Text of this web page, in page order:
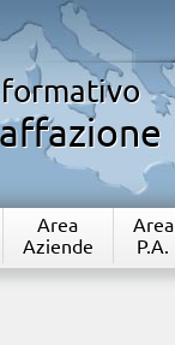
Area
Aziende
Area
P.A.